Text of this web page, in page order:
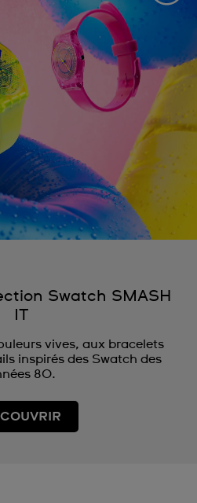
Swatch SMASH
IT
vives, aux bracelets
inspirés des Swatch des
80.